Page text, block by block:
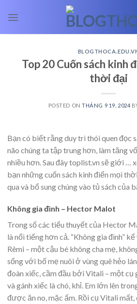
Top 20 Cuốn sách kinh
thời đại
POSTED ONTHÁNG 9 19, 2024
Bạn có biết rằng duy trì thói quen đọc
não chúng ta tập trung hơn, làm tăng
nhiều hơn. Sau đây toplist.vn sẽ giới
…
bạn những cuốn sách kinh điển mọi
qua và bổ sung chúng vào tủ sách của
Không gia đình – Hector Malot
Trong số các tiểu thuyết của Hector
là nổi tiếng hơn cả. “Không gia đình”
Rêmi – một cậu bé không cha mẹ,
sống với bố mẹ nuôi ở vùng quê hẻo
đoàn xiếc, cầm đầu bởi Vitali – một
và gánh xiếc là chó, khỉ. Em lớn lên
được ăn no, mặc ấm. Rồi cụ Vitali mất,